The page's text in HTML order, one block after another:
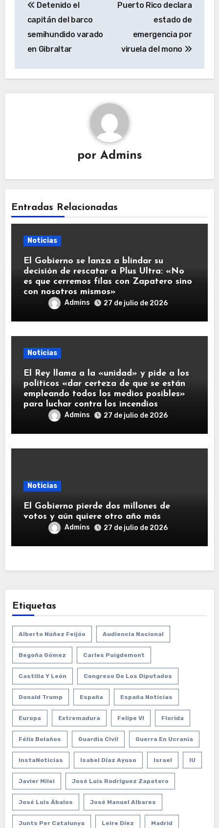
de
entradas
Detenido el
capitán del barco
semihundido varado
en Gibraltar
Puerto Rico declara
estado de
emergencia por
viruela del mono
por Admins
Entradas Relacionadas
Noticias
El Gobierno se lanza a blindar su
decisión de rescatar a Plus Ultra: «No
es que cerremos filas con Zapatero sino
con nosotros mismos»
Admins 27 de julio de 2026
Noticias
El Rey llama a la «unidad» y pide a los
políticos «dar certeza de que se están
empleando todos los medios posibles»
para luchar contra los incendios
Admins 27 de julio de 2026
Noticias
El Gobierno pierde dos millones de
votos y aún quiere otro año más
Admins 27 de julio de 2026
Etiquetas
Alberto Núñez Feijóo Audiencia Nacional
Begoña Gómez Carles Puigdemont
Castilla Y León Congreso De Los Diputados
Donald Trump España España Noticias
Europa Extremadura Felipe VI Florida
Félix Bolaños Guardia Civil Guerra En Ucrania
InstaNoticias Isabel Díaz Ayuso Israel IU
Javier Milei José Luis Rodríguez Zapatero
José Luis Ábalos José Manuel Albares
Junts Per Catalunya Leire Díez Madrid